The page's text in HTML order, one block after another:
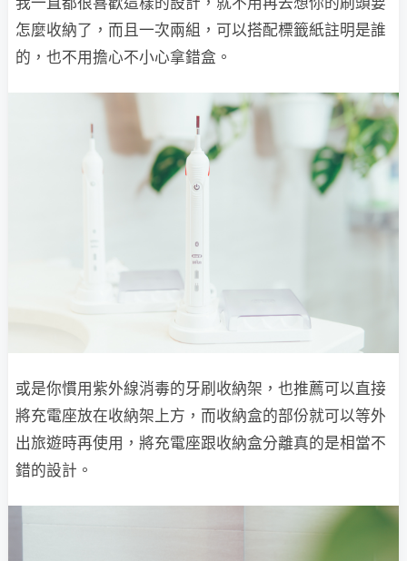
怎麼收納了，而且一次兩組，可以搭配標籤紙註明是誰
的，也不用擔心不小心拿錯盒。
或是你慣用紫外線消毒的牙刷收納架，也推薦可以直接
將充電座放在收納架上方，而收納盒的部份就可以等外
出旅遊時再使用，將充電座跟收納盒分離真的是相當不
錯的設計。